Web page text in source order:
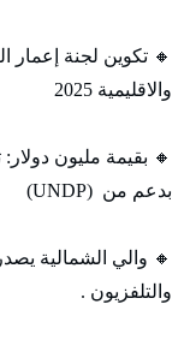
🔸 تكوين لجنة إعمار
والاقليمية 2025
🔸 بقيمة مليون
بدعم من (UNDP)
🔸 والي الشمالية
والتلفزيون .